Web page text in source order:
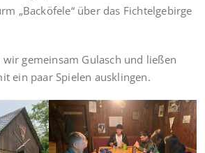
„Backöfele“ über das Fichtelgebirge
gemeinsam Gulasch und ließen
ein paar Spielen ausklingen.